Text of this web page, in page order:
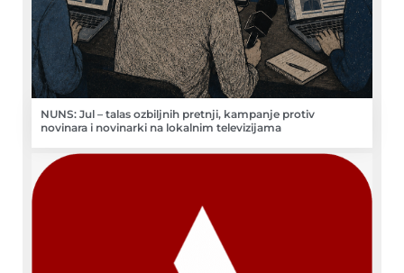
NUNS: Jul – talas ozbiljnih pretnji, kampanje protiv
novinara i novinarki na lokalnim televizijama